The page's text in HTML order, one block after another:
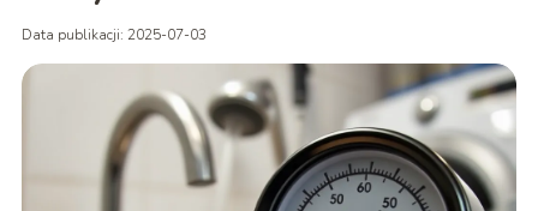
Data publikacji: 2025-07-03